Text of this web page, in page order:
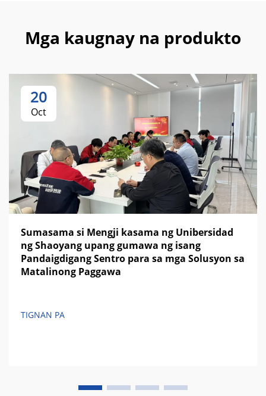
Mga kaugnay na produkto
20
Oct
Sumasama si Mengji kasama ng Unibersidad
ng Shaoyang upang gumawa ng isang
Pandaigdigang Sentro para sa mga Solusyon sa
Matalinong Paggawa
TIGNAN PA